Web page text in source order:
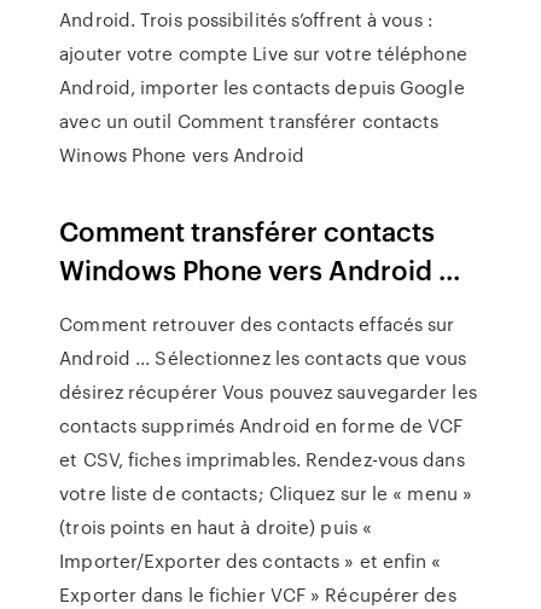
Android. Trois possibilités s’offrent à vous :
ajouter votre compte Live sur votre téléphone
Android, importer les contacts depuis Google
avec un outil Comment transférer contacts
Winows Phone vers Android
Comment transférer contacts
Windows Phone vers Android ...
Comment retrouver des contacts effacés sur
Android ... Sélectionnez les contacts que vous
désirez récupérer Vous pouvez sauvegarder les
contacts supprimés Android en forme de VCF
et CSV, fiches imprimables. Rendez-vous dans
votre liste de contacts; Cliquez sur le « menu »
(trois points en haut à droite) puis «
Importer/Exporter des contacts » et enfin «
Exporter dans le fichier VCF » Récupérer des